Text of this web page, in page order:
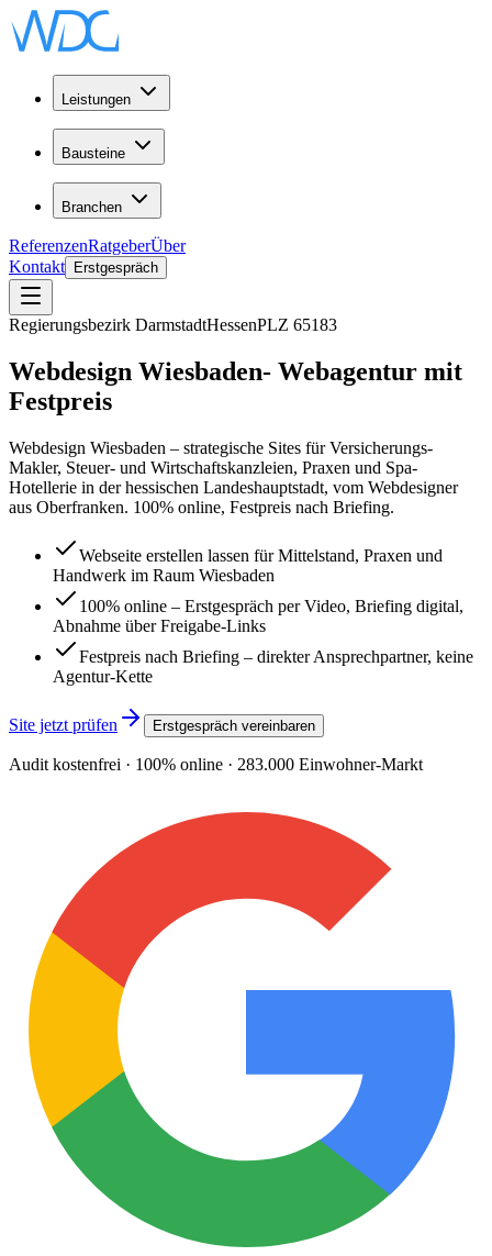
Leistungen
Bausteine
Branchen
ReferenzenRatgeberÜber
Kontakt
Erstgespräch
Regierungsbezirk DarmstadtHessenPLZ 65183
Webdesign Wiesbaden- Webagentur mit
Festpreis
Webdesign Wiesbaden – strategische Sites für Versicherungs-
Makler, Steuer- und Wirtschaftskanzleien, Praxen und Spa-
Hotellerie in der hessischen Landeshauptstadt, vom Webdesigner
aus Oberfranken. 100% online, Festpreis nach Briefing.
Webseite erstellen lassen für Mittelstand, Praxen und
Handwerk im Raum Wiesbaden
100% online – Erstgespräch per Video, Briefing digital,
Abnahme über Freigabe-Links
Festpreis nach Briefing – direkter Ansprechpartner, keine
Agentur-Kette
Site jetzt prüfen Erstgespräch vereinbaren
Audit kostenfrei · 100% online · 283.000 Einwohner-Markt